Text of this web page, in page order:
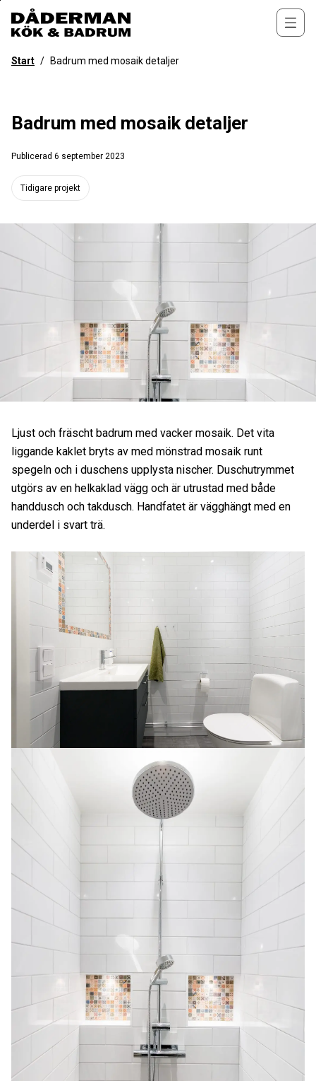
övergripande
förStart / Badrum med mosaik detaljer
Badrum med mosaik detaljer
Publicerad 6 september 2023
Tidigare projekt
Ljust och fräscht badrum med vacker mosaik. Det vita
liggande kaklet bryts av med mönstrad mosaik runt
spegeln och i duschens upplysta nischer. Duschutrymmet
utgörs av en helkaklad vägg och är utrustad med både
handdusch och takdusch. Handfatet är vägghängt med en
underdel i svart trä.